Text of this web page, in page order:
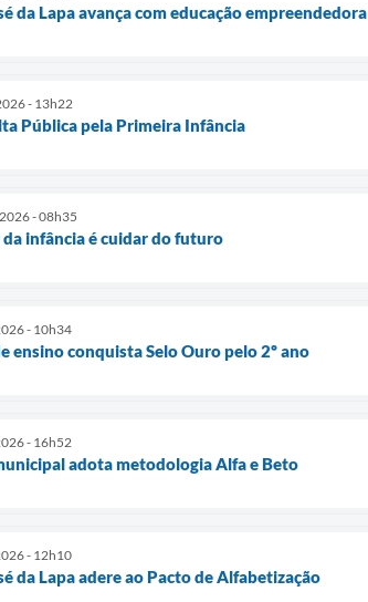
da Lapa avança com educação empreendedora
- 13h22
Pública pela Primeira Infância
- 08h35
infância é cuidar do futuro
- 10h34
ensino conquista Selo Ouro pelo 2º ano
- 16h52
adota metodologia Alfa e Beto
- 12h10
da Lapa adere ao Pacto de Alfabetização